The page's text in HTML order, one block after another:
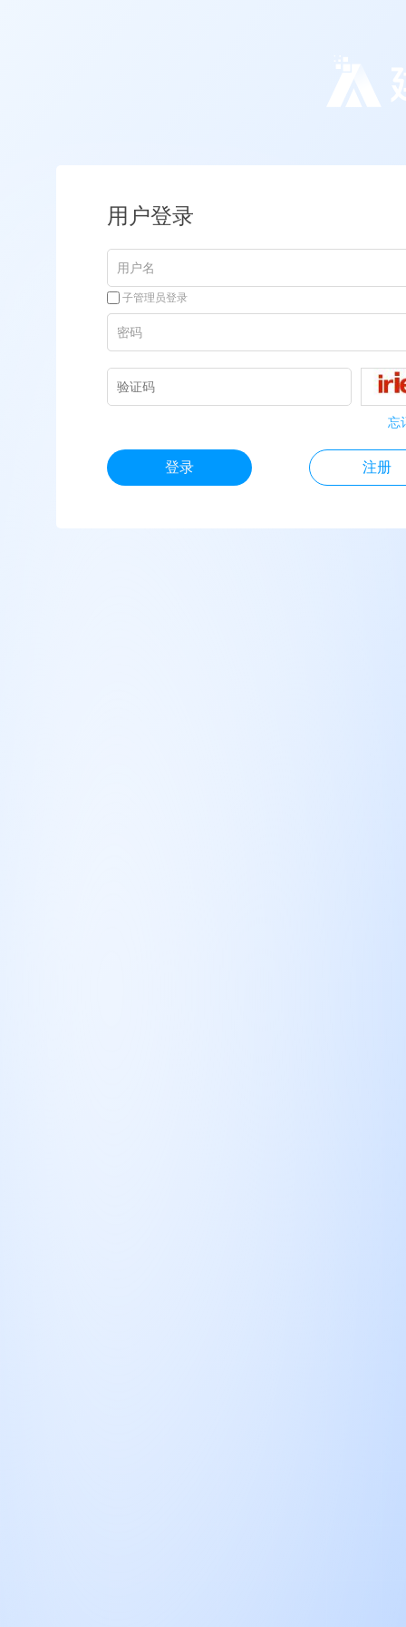
用户登录
子管理员登录
忘
登录 注册